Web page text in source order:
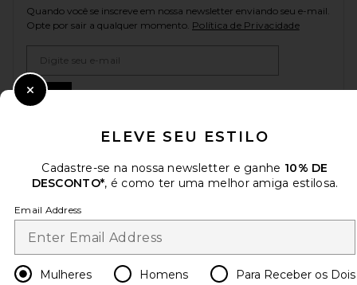
Quando você se inscreve em nossa newsletter enviando seu e-mail.
Opte por sair a qualquer momento. Política de Privacidade
Change Country Regions
pt USD
AJUDE-NOS A MELHORAR!
ELEVE SEU ESTILO
Cadastre-se na nossa newsletter e ganhe 10% DE
DESCONTO*, é como ter uma melhor amiga estilosa.
Email Address
Mulheres Homens Para Receber os Dois
Close Modal